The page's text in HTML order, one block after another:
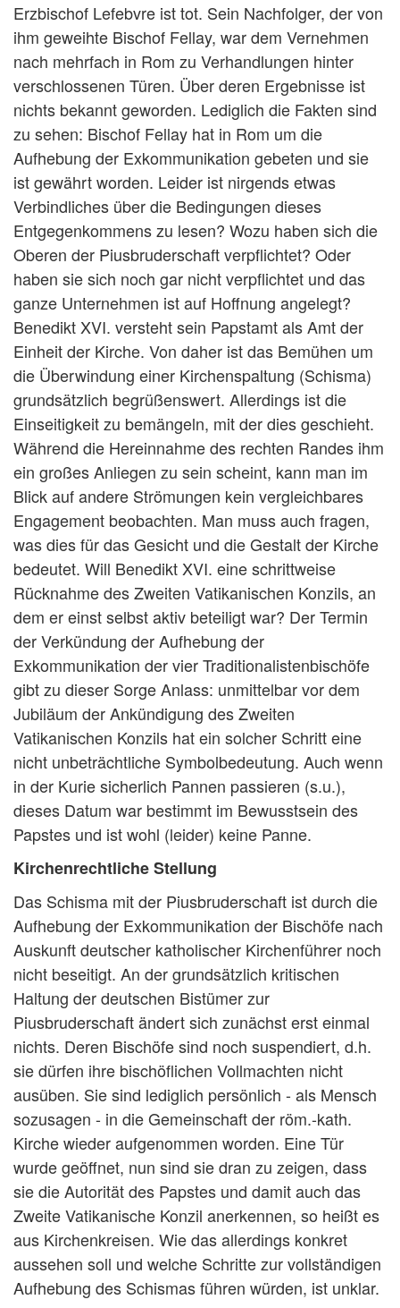
Erzbischof Lefebvre ist tot. Sein Nachfolger, der von
ihm geweihte Bischof Fellay, war dem Vernehmen
nach mehrfach in Rom zu Verhandlungen hinter
verschlossenen Türen. Über deren Ergebnisse ist
nichts bekannt geworden. Lediglich die Fakten sind
zu sehen: Bischof Fellay hat in Rom um die
Aufhebung der Exkommunikation gebeten und sie
ist gewährt worden. Leider ist nirgends etwas
Verbindliches über die Bedingungen dieses
Entgegenkommens zu lesen? Wozu haben sich die
Oberen der Piusbruderschaft verpflichtet? Oder
haben sie sich noch gar nicht verpflichtet und das
ganze Unternehmen ist auf Hoffnung angelegt?
Benedikt XVI. versteht sein Papstamt als Amt der
Einheit der Kirche. Von daher ist das Bemühen um
die Überwindung einer Kirchenspaltung (Schisma)
grundsätzlich begrüßenswert. Allerdings ist die
Einseitigkeit zu bemängeln, mit der dies geschieht.
Während die Hereinnahme des rechten Randes ihm
ein großes Anliegen zu sein scheint, kann man im
Blick auf andere Strömungen kein vergleichbares
Engagement beobachten. Man muss auch fragen,
was dies für das Gesicht und die Gestalt der Kirche
bedeutet. Will Benedikt XVI. eine schrittweise
Rücknahme des Zweiten Vatikanischen Konzils, an
dem er einst selbst aktiv beteiligt war? Der Termin
der Verkündung der Aufhebung der
Exkommunikation der vier Traditionalistenbischöfe
gibt zu dieser Sorge Anlass: unmittelbar vor dem
Jubiläum der Ankündigung des Zweiten
Vatikanischen Konzils hat ein solcher Schritt eine
nicht unbeträchtliche Symbolbedeutung. Auch wenn
in der Kurie sicherlich Pannen passieren (s.u.),
dieses Datum war bestimmt im Bewusstsein des
Papstes und ist wohl (leider) keine Panne.
Kirchenrechtliche Stellung
Das Schisma mit der Piusbruderschaft ist durch die
Aufhebung der Exkommunikation der Bischöfe nach
Auskunft deutscher katholischer Kirchenführer noch
nicht beseitigt. An der grundsätzlich kritischen
Haltung der deutschen Bistümer zur
Piusbruderschaft ändert sich zunächst erst einmal
nichts. Deren Bischöfe sind noch suspendiert, d.h.
sie dürfen ihre bischöflichen Vollmachten nicht
ausüben. Sie sind lediglich persönlich - als Mensch
sozusagen - in die Gemeinschaft der röm.-kath.
Kirche wieder aufgenommen worden. Eine Tür
wurde geöffnet, nun sind sie dran zu zeigen, dass
sie die Autorität des Papstes und damit auch das
Zweite Vatikanische Konzil anerkennen, so heißt es
aus Kirchenkreisen. Wie das allerdings konkret
aussehen soll und welche Schritte zur vollständigen
Aufhebung des Schismas führen würden, ist unklar.